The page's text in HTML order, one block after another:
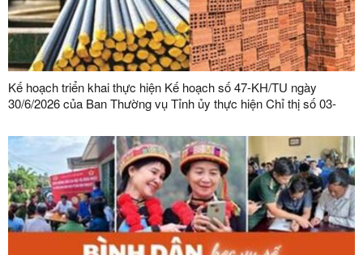
Kế hoạch triển khai thực hiện Kế hoạch số 47-KH/TU ngày
30/6/2026 của Ban Thường vụ Tỉnh ủy thực hiện Chỉ thị số 03-
đạo của Đảng đối với công tác quản lý, phát triển vật liệu xây
dựng trong giai đoạn mới